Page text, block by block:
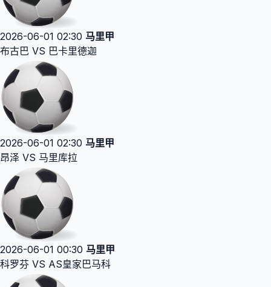
2026-06-01 02:30 马里甲
布古巴 VS 巴卡里德迦
2026-06-01 02:30 马里甲
昂泽 VS 马里库拉
2026-06-01 00:30 马里甲
科罗芬 VS AS皇家巴马科